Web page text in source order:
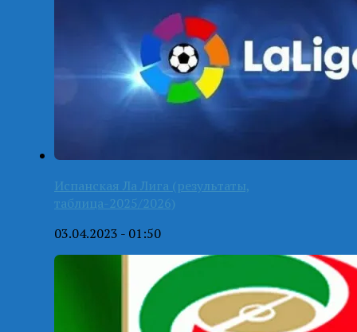
Испанская Ла Лига (результаты,
таблица-2025/2026)
03.04.2023 - 01:50